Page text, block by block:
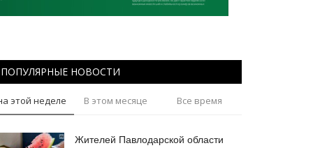
ПОПУЛЯРНЫЕ НОВОСТИ
этой неделе В этом месяце Все время
Жителей Павлодарской области